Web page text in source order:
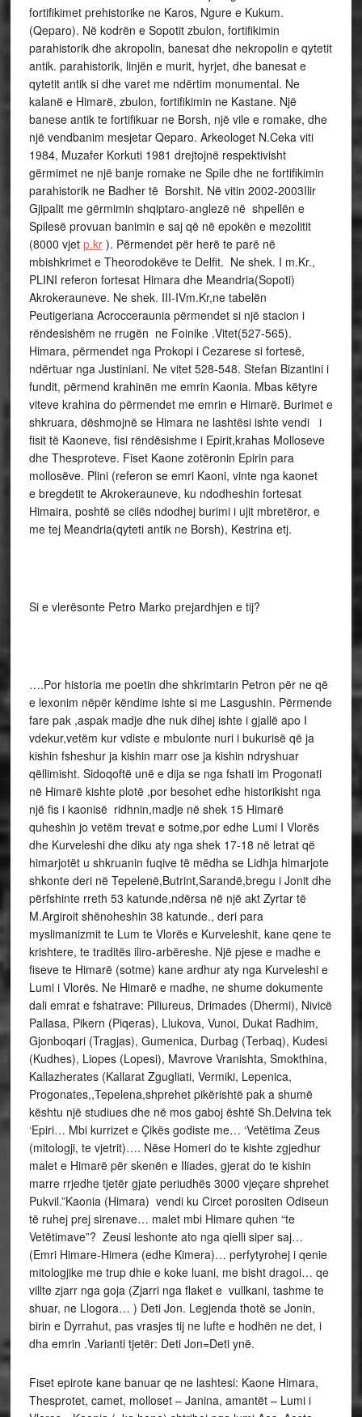
fortifikimet prehistorike ne Karos, Ngure e Kukum.
(Qeparo). Në kodrën e Sopotit zbulon, fortifikimin
parahistorik dhe akropolin, banesat dhe nekropolin e qytetit
antik. parahistorik, linjën e murit, hyrjet, dhe banesat e
qytetit antik si dhe varet me ndërtim monumental. Ne
kalanë e Himarë, zbulon, fortifikimin ne Kastane. Një
banese antik te fortifikuar ne Borsh, një vile e romake, dhe
një vendbanim mesjetar Qeparo. Arkeologet N.Ceka viti
1984, Muzafer Korkuti 1981 drejtojnë respektivisht
gërmimet ne një banje romake ne Spile dhe ne fortifikimin
parahistorik ne Badher të Borshit. Në vitin 2002-2003Ilir
Gjipalit me gërmimin shqiptaro-anglezë në shpellën e
Spilesë provuan banimin e saj që në epokën e mezolitit
(8000 vjet p.kr). Përmendet për herë te parë në
mbishkrimet e Theorodokëve te Delfit. Ne shek. I m.Kr.,
PLINI referon fortesat Himara dhe Meandria(Sopoti)
Akrokerauneve. Ne shek. III-IVm.Kr,ne tabelën
Peutigeriana Acrocceraunia përmendet si një stacion i
rëndesishëm ne rrugën ne Foinike .Vitet(527-565).
Himara, përmendet nga Prokopi i Cezarese si fortesë,
ndërtuar nga Justiniani. Ne vitet 528-548. Stefan Bizantini i
fundit, përmend krahinën me emrin Kaonia. Mbas këtyre
viteve krahina do përmendet me emrin e Himarë. Burimet e
shkruara, dëshmojnë se Himara ne lashtësi ishte vendi i
fisit të Kaoneve, fisi rëndësishme i Epirit,krahas Molloseve
dhe Thesproteve. Fiset Kaone zotëronin Epirin para
mollosëve. Plini (referon se emri Kaoni, vinte nga kaonet
e bregdetit te Akrokerauneve, ku ndodheshin fortesat
Himaira, poshtë se cilës ndodhej burimi i ujit mbretëror, e
me tej Meandria(qyteti antik ne Borsh), Kestrina etj.
Si e vlerësonte Petro Marko prejardhjen e tij?
….Por historia me poetin dhe shkrimtarin Petron për ne që
e lexonim nëpër këndime ishte si me Lasgushin. Përmende
fare pak ,aspak madje dhe nuk dihej ishte i gjallë apo I
vdekur,vetëm kur vdiste e mbulonte nuri i bukurisë që ja
kishin fsheshur ja kishin marr ose ja kishin ndryshuar
qëllimisht. Sidoqoftë unë e dija se nga fshati im Progonati
në Himarë kishte plotë ,por besohet edhe historikisht nga
një fis i kaonisë ridhnin,madje në shek 15 Himarë
quheshin jo vetëm trevat e sotme,por edhe Lumi I Vlorës
dhe Kurveleshi dhe diku aty nga shek 17-18 në letrat që
himarjotët u shkruanin fuqive të mëdha se Lidhja himarjote
shkonte deri në Tepelenë,Butrint,Sarandë,bregu i Jonit dhe
përfshinte rreth 53 katunde,ndërsa në një akt Zyrtar të
M.Argiroit shënoheshin 38 katunde., deri para
myslimanizmit te Lum te Vlorës e Kurveleshit, kane qene te
krishtere, te traditës iliro-arbëreshe. Një pjese e madhe e
fiseve te Himarë (sotme) kane ardhur aty nga Kurveleshi e
Lumi i Vlorës. Ne Himarë e madhe, ne shume dokumente
dali emrat e fshatrave: Piliureus, Drimades (Dhermi), Nivicë
Pallasa, Pikern (Piqeras), Llukova, Vunoi, Dukat Radhim,
Gjonboqari (Tragjas), Gumenica, Durbag (Terbaq), Kudesi
(Kudhes), Liopes (Lopesi), Mavrove Vranishta, Smokthina,
Kallazherates (Kallarat Zgugliati, Vermiki, Lepenica,
Progonates,,Tepelena,shprehet pikërishtë pak a shumë
kështu një studiues dhe në mos gaboj është Sh.Delvina tek
‘Epiri… Mbi kurrizet e Çikës godiste me… ‘Vetëtima Zeus
(mitologji, te vjetrit)…. Nëse Homeri do te kishte zgjedhur
malet e Himarë për skenën e Iliades, gjerat do te kishin
marre rrjedhe tjetër gjate periudhës 3000 vjeçare shprehet
Pukvil.”Kaonia (Himara) vendi ku Circet porositen Odiseun
të ruhej prej sirenave… malet mbi Himare quhen “te
Vetëtimave”? Zeusi leshonte ato nga qielli siper saj…
(Emri Himare-Himera (edhe Kimera)… perfytyrohej i qenie
mitologjike me trup dhie e koke luani, me bisht dragoi… qe
villte zjarr nga goja (Zjarri nga flaket e vullkani, tashme te
shuar, ne Llogora… ) Deti Jon. Legjenda thotë se Jonin,
birin e Dyrrahut, pas vrasjes tij ne lufte e hodhën ne det, i
dha emrin .Varianti tjetër: Deti Jon=Deti ynë.
Fiset epirote kane banuar qe ne lashtesi: Kaone Himara,
Thesprotet, camet, molloset – Janina, amantët – Lumi i